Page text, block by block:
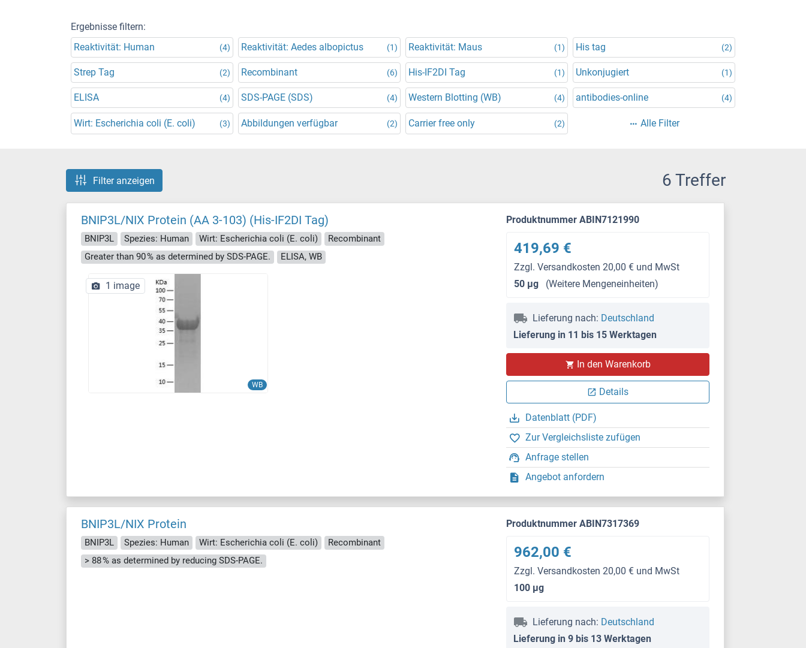
Ergebnisse filtern:
Reaktivität: Human
(4) Reaktivität: Aedes albopictus (1) Reaktivität: Maus (1) His tag (2)
Strep Tag (2) Recombinant (6) His-IF2DI Tag (1) Unkonjugiert (1)
ELISA (4) SDS-PAGE (SDS) (4) Western Blotting (WB) (4) antibodies-online (4)
Wirt: Escherichia coli (E. coli) (3) Abbildungen verfügbar (2) Carrier free only (2) Alle Filter
Filter anzeigen 6 Treffer
BNIP3L/NIX Protein (AA 3-103) (His-IF2DI Tag)
BNIP3L Spezies: Human Wirt: Escherichia coli (E. coli)
Recombinant
Greater than 90 % as determined by SDS-PAGE.
ELISA, WB
WB
1 image
Produktnummer ABIN7121990
419,69 €
Zzgl. Versandkosten 20,00 € und MwSt
50 μg
(Weitere Mengeneinheiten)
Lieferung nach: Deutschland
Lieferung in 11 bis 15 Werktagen
In den Warenkorb
Details
Datenblatt (PDF)
Zur Vergleichsliste zufügen
Anfrage stellen
Angebot anfordern
BNIP3L/NIX Protein
BNIP3L Spezies: Human Wirt: Escherichia coli (E. coli)
Recombinant
> 88 % as determined by reducing SDS-PAGE.
Produktnummer ABIN7317369
962,00 €
Zzgl. Versandkosten 20,00 € und MwSt
100 μg
Lieferung nach: Deutschland
Lieferung in 9 bis 13 Werktagen